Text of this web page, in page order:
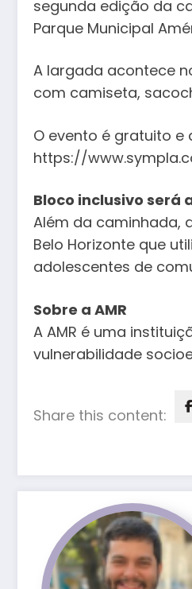
segunda edição da
Parque Municipal
A largada acontece
com camiseta,
O evento é gratuito e
https://
Bloco inclusivo será
Além da caminhada,
Belo Horizonte que
adolescentes de
Sobre a AMR
A AMR é uma
vulnerabilidade
Share this content: